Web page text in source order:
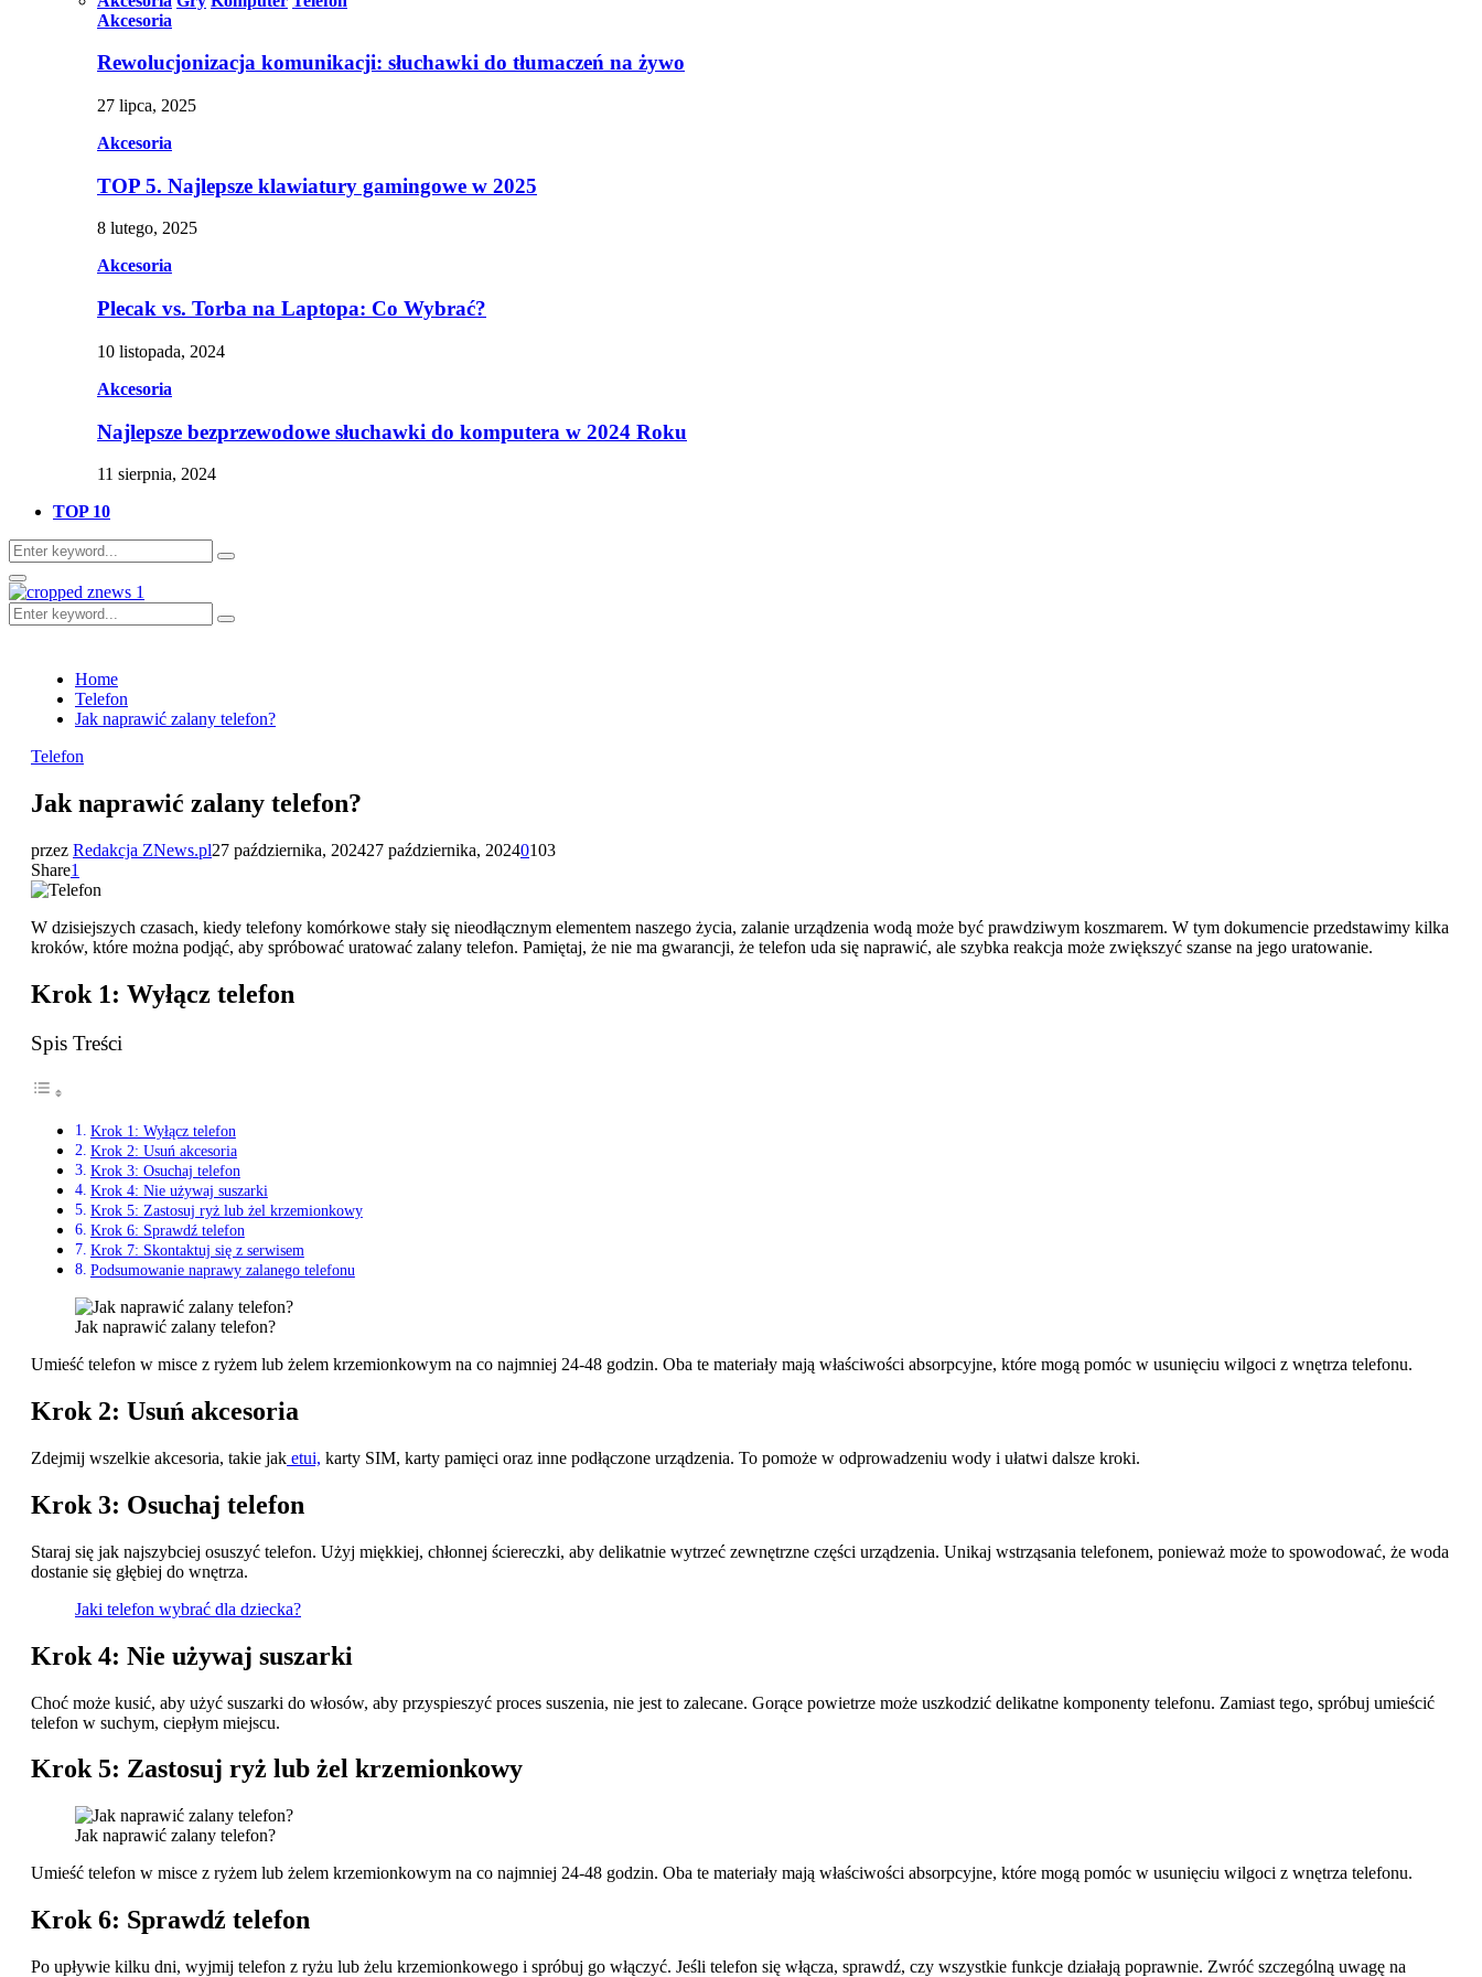
Akcesoria
Rewolucjonizacja komunikacji: słuchawki do tłumaczeń na żywo
27 lipca, 2025
Akcesoria
TOP 5. Najlepsze klawiatury gamingowe w 2025
8 lutego, 2025
Akcesoria
Plecak vs. Torba na Laptopa: Co Wybrać?
10 listopada, 2024
Akcesoria
Najlepsze bezprzewodowe słuchawki do komputera w 2024 Roku
11 sierpnia, 2024
TOP 10
Search
for:
Search
Primary
Menu
Search
for:
Search
Home
Telefon
Jak naprawić zalany telefon?
Telefon
Jak naprawić zalany telefon?
przez Redakcja ZNews.pl27 października, 202427 października, 20240103
Share1
W dzisiejszych czasach, kiedy telefony komórkowe stały się nieodłącznym elementem naszego życia, zalanie urządzenia wodą może być prawdziwym koszmarem. W tym dokumencie przedstawimy kilka
kroków, które można podjąć, aby spróbować uratować zalany telefon. Pamiętaj, że nie ma gwarancji, że telefon uda się naprawić, ale szybka reakcja może zwiększyć szanse na jego uratowanie.
Krok 1: Wyłącz telefon
Spis Treści
Krok 1: Wyłącz telefon
Krok 2: Usuń akcesoria
Krok 3: Osuchaj telefon
Krok 4: Nie używaj suszarki
Krok 5: Zastosuj ryż lub żel krzemionkowy
Krok 6: Sprawdź telefon
Krok 7: Skontaktuj się z serwisem
Podsumowanie naprawy zalanego telefonu
Jak naprawić zalany telefon?
Umieść telefon w misce z ryżem lub żelem krzemionkowym na co najmniej 24-48 godzin. Oba te materiały mają właściwości absorpcyjne, które mogą pomóc w usunięciu wilgoci z wnętrza telefonu.
Krok 2: Usuń akcesoria
Zdejmij wszelkie akcesoria, takie jak etui, karty SIM, karty pamięci oraz inne podłączone urządzenia. To pomoże w odprowadzeniu wody i ułatwi dalsze kroki.
Krok 3: Osuchaj telefon
Staraj się jak najszybciej osuszyć telefon. Użyj miękkiej, chłonnej ściereczki, aby delikatnie wytrzeć zewnętrzne części urządzenia. Unikaj wstrząsania telefonem, ponieważ może to spowodować, że woda
dostanie się głębiej do wnętrza.
Jaki telefon wybrać dla dziecka?
Krok 4: Nie używaj suszarki
Choć może kusić, aby użyć suszarki do włosów, aby przyspieszyć proces suszenia, nie jest to zalecane. Gorące powietrze może uszkodzić delikatne komponenty telefonu. Zamiast tego, spróbuj umieścić
telefon w suchym, ciepłym miejscu.
Krok 5: Zastosuj ryż lub żel krzemionkowy
Jak naprawić zalany telefon?
Umieść telefon w misce z ryżem lub żelem krzemionkowym na co najmniej 24-48 godzin. Oba te materiały mają właściwości absorpcyjne, które mogą pomóc w usunięciu wilgoci z wnętrza telefonu.
Krok 6: Sprawdź telefon
Po upływie kilku dni, wyjmij telefon z ryżu lub żelu krzemionkowego i spróbuj go włączyć. Jeśli telefon się włącza, sprawdź, czy wszystkie funkcje działają poprawnie. Zwróć szczególną uwagę na